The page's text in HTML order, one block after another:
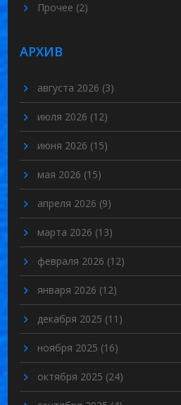
Прочее (2)
АРХИВ
августа 2026 (3)
июля 2026 (12)
июня 2026 (15)
мая 2026 (15)
апреля 2026 (9)
марта 2026 (13)
февраля 2026 (12)
января 2026 (12)
декабря 2025 (11)
ноября 2025 (16)
октября 2025 (24)